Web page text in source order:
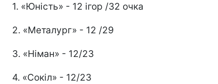
1. «Юність» - 12 ігор /32 очка
2. «Металург» - 12 /29
3. «Німан» - 12/23
4. «Сокіл» - 12/23